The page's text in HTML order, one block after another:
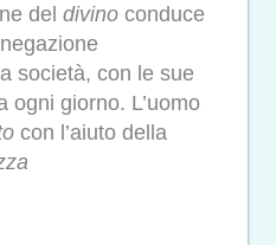
del divino conduce
società, con le sue
ogni giorno. L’uomo
con l’aiuto della